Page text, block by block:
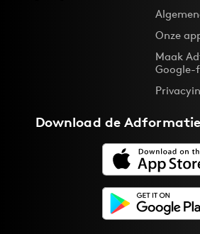
Onze
Maak
Google-
Download de